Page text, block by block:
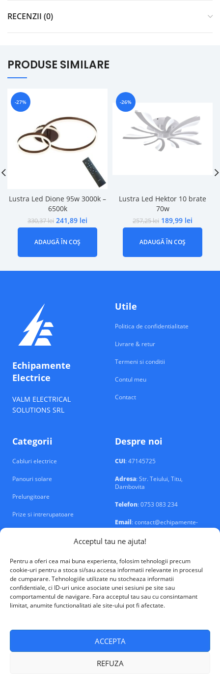
Acceptul tau ne ajuta!
Pentru a oferi cea mai buna experienta, folosim tehnologii precum
cookie-uri pentru a stoca si/sau accesa informatii relevante in procesul
de cumparare. Tehnologiile utilizate nu stocheaza informatii
confidentiale, ci ID-uri unice asociate unei sesiuni pe site sau
comportamentul de navigare. Fara acceptul tau sau cu consintamant
limitat, anumite functionalitati ale site-ului pot fi afectate.
ACCEPTA
REFUZA
RECENZII (0)
PRODUSE SIMILARE
-27%
Lustra Led Dione 95w 3000k –
6500k
330,37lei 241,89 lei
ADAUGĂ ÎN COȘ
-26%
Lustra Led Hektor 10 brate
70w
257,25lei 189,99 lei
ADAUGĂ ÎN COȘ
Echipamente
Electrice
VALM ELECTRICAL
SOLUTIONS SRL
Utile
Politica de confidentialitate
Livrare & retur
Termeni si conditii
Contul meu
Contact
Categorii
Cabluri electrice
Panouri solare
Prelungitoare
Prize si intrerupatoare
Despre noi
CUI: 47145725
Adresa: Str. Teiului, Titu,
Dambovita
Telefon: 0753 083 234
Email: contact@echipamente-
electrice.ro
VALM Electrical Solutions © 2026